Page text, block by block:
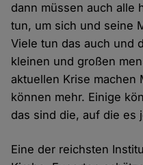
dann müssen auch alle
tun, um sich und seine
Viele tun das auch und
kleinen und großen
aktuellen Krise machen
können mehr. Einige
das sind die, auf die es
Eine der reichsten